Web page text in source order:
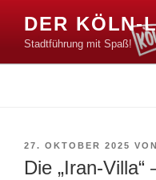
Inhalt
springen
DER KÖLN-
Stadtführung mit Spaß!
VERÖFFENTLICHT
AM
27. OKTOBER 2025
Die „Iran-Villa“